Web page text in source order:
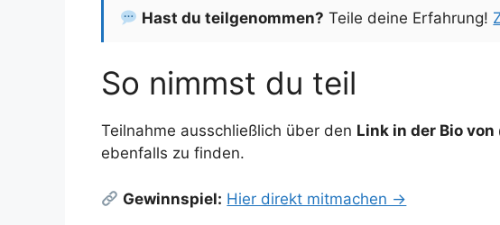
Hast du teilgenommen? Teile deine Erfahrung!
So nimmst du teil
Teilnahme ausschließlich über den Link in der Bio
ebenfalls zu finden.
Gewinnspiel: Hier direkt mitmachen →